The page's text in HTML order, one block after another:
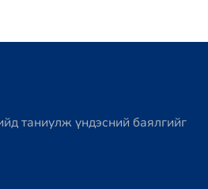
таниулж үндэсний баялгийг